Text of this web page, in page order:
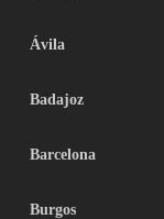
Ávila
Badajoz
Barcelona
Burgos